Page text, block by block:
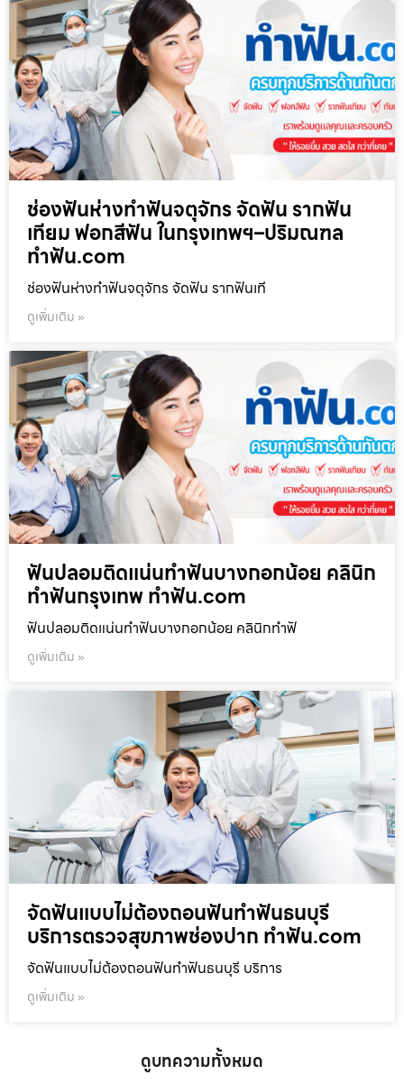
ช่องฟันห่างทำฟันจตุจักร จัดฟัน รากฟัน
เทียม ฟอกสีฟัน ในกรุงเทพฯ–ปริมณฑล
ทำฟัน.com
ช่องฟันห่างทำฟันจตุจักร จัดฟัน รากฟันเที
ดูเพิ่มเติม »
ฟันปลอมติดแน่นทำฟันบางกอกน้อย คลินิก
ทำฟันกรุงเทพ ทำฟัน.com
ฟันปลอมติดแน่นทำฟันบางกอกน้อย คลินิกทำฟั
ดูเพิ่มเติม »
จัดฟันแบบไม่ต้องถอนฟันทำฟันธนบุรี
บริการตรวจสุขภาพช่องปาก ทำฟัน.com
จัดฟันแบบไม่ต้องถอนฟันทำฟันธนบุรี บริการ
ดูเพิ่มเติม »
ดูบทความทั้งหมด